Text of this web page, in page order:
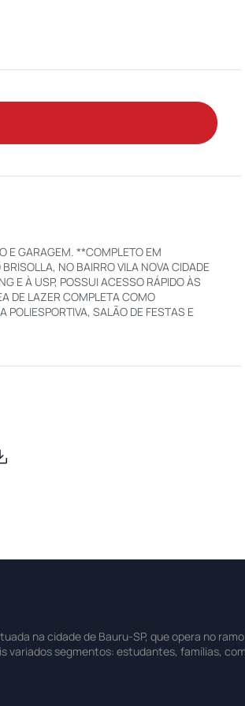
E GARAGEM. **COMPLETO EM
NO BAIRRO VILA NOVA CIDADE
E À USP, POSSUI ACESSO RÁPIDO ÀS
DE LAZER COMPLETA COMO
SALÃO DE FESTAS E
na cidade de Bauru-SP, que opera no
variados segmentos: estudantes, famílias,